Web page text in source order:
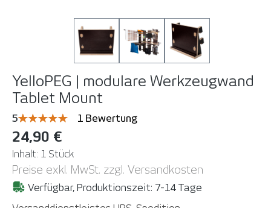
YelloPEG | modulare Werkzeugwand
Tablet Mount
5
Durchschnittliche Bewertung von 5 von 5 Sternen
1 Bewertung
24,90 €
Inhalt: 1 Stück
Preise exkl. MwSt. zzgl. Versandkosten
Verfügbar, Produktionszeit: 7-14 Tage